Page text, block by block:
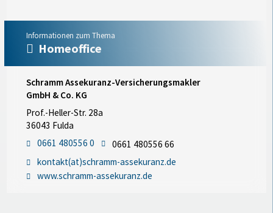
Informationen zum Thema
Homeoffice
Schramm Assekuranz-Versicherungsmakler
GmbH & Co. KG
Prof.-Heller-Str. 28a
36043 Fulda
0661 480556 0
0661 480556 66
kontakt(at)schramm-assekuranz.de
www.schramm-assekuranz.de